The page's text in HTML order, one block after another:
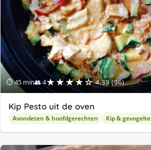
⏱ 45 min👥 4★★★★☆ 4.39 (96)
Kip Pesto uit de oven
Avondeten & hoofdgerechten Kip & gevogelte